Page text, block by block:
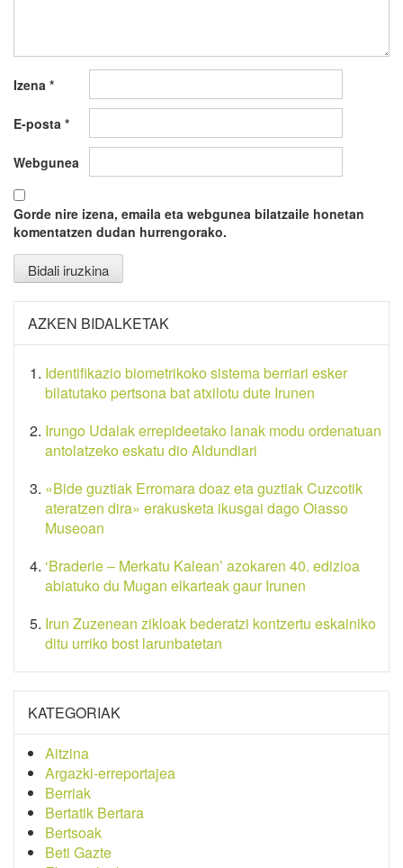
Izena *
E-posta *
Webgunea
Gorde nire izena, emaila eta webgunea bilatzaile honetan
komentatzen dudan hurrengorako.
AZKEN BIDALKETAK
Identifikazio biometrikoko sistema berriari esker
bilatutako pertsona bat atxilotu dute Irunen
Irungo Udalak errepideetako lanak modu ordenatuan
antolatzeko eskatu dio Aldundiari
«Bide guztiak Erromara doaz eta guztiak Cuzcotik
ateratzen dira» erakusketa ikusgai dago Oiasso
Museoan
‘Braderie – Merkatu Kalean’ azokaren 40. edizioa
abiatuko du Mugan elkarteak gaur Irunen
Irun Zuzenean zikloak bederatzi kontzertu eskainiko
ditu urriko bost larunbatetan
KATEGORIAK
Aitzina
Argazki-erreportajea
Berriak
Bertatik Bertara
Bertsoak
Beti Gazte